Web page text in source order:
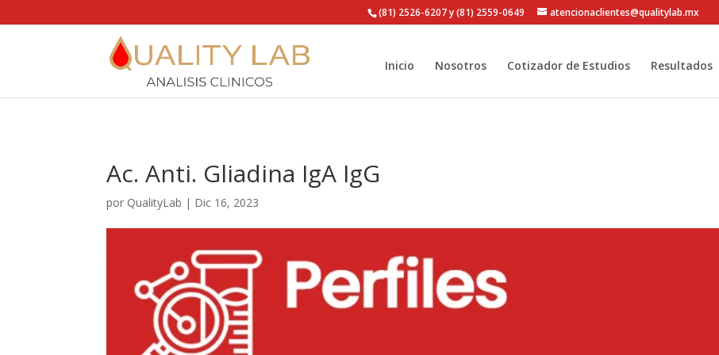
(81) 2526-6207 y (81) 2559-0649 atencionaclientes@qualitylab.mx
Inicio Nosotros Cotizador de Estudios Resultados
Ac. Anti. Gliadina IgA IgG
por QualityLab | Dic 16, 2023